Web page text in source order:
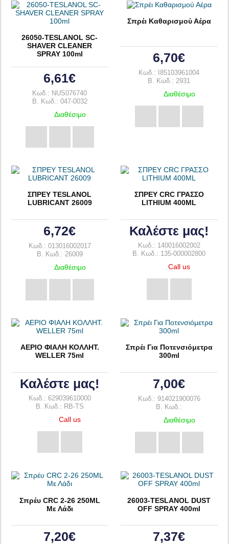
26050-TESLANOL SC-
SHAVER CLEANER
SPRAY 100ml
6,61€
Κωδ.: NUS076740
B. Κωδ.: 047-0032
Διαθέσιμο
Σπρέι Καθαρισμού Αέρα
6,70€
Κωδ.: I85103961004
B. Κωδ.: 2931
Διαθέσιμο
ΣΠΡΕΥ TESLANOL
LUBRICANT 26009
6,72€
Κωδ.: 013016002017
B. Κωδ.: 26009
Διαθέσιμο
ΣΠΡΕΥ CRC ΓΡΑΣΣΟ
LITHIUM 400ML
Καλέστε μας!
Κωδ.: 140016002002
B. Κωδ.: 135-000002800
Call us
ΑΕΡΙΟ ΦΙΑΛΗ ΚΟΛΛΗΤ.
WELLER 75ml
Καλέστε μας!
Κωδ.: 629039610000
B. Κωδ.: RB-TS
Call us
Σπρέι Για Ποτενσιόμετρα
300ml
7,00€
Κωδ.: 914021900076
B. Κωδ.:
Διαθέσιμο
Σπρέυ CRC 2-26 250ML
Με Λάδι
7,20€
26003-TESLANOL DUST
OFF SPRAY 400ml
7,37€